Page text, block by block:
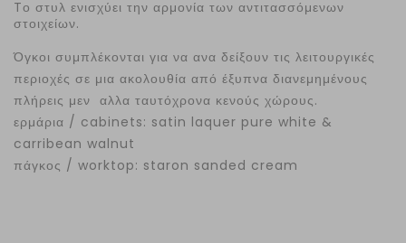
Tο στυλ ενισχύει την αρμονία των αντιτασσόμενων
στοιχείων.
Όγκοι συμπλέκονται για να ανα δείξουν τις λειτουργικές
περιοχές σε μια ακολουθία από έξυπνα διανεμημένους
πλήρεις μεν αλλα ταυτόχρονα κενούς χώρους.
ερμάρια / cabinets: satin laquer pure white &
carribean walnut
πάγκος / worktop: staron sanded cream